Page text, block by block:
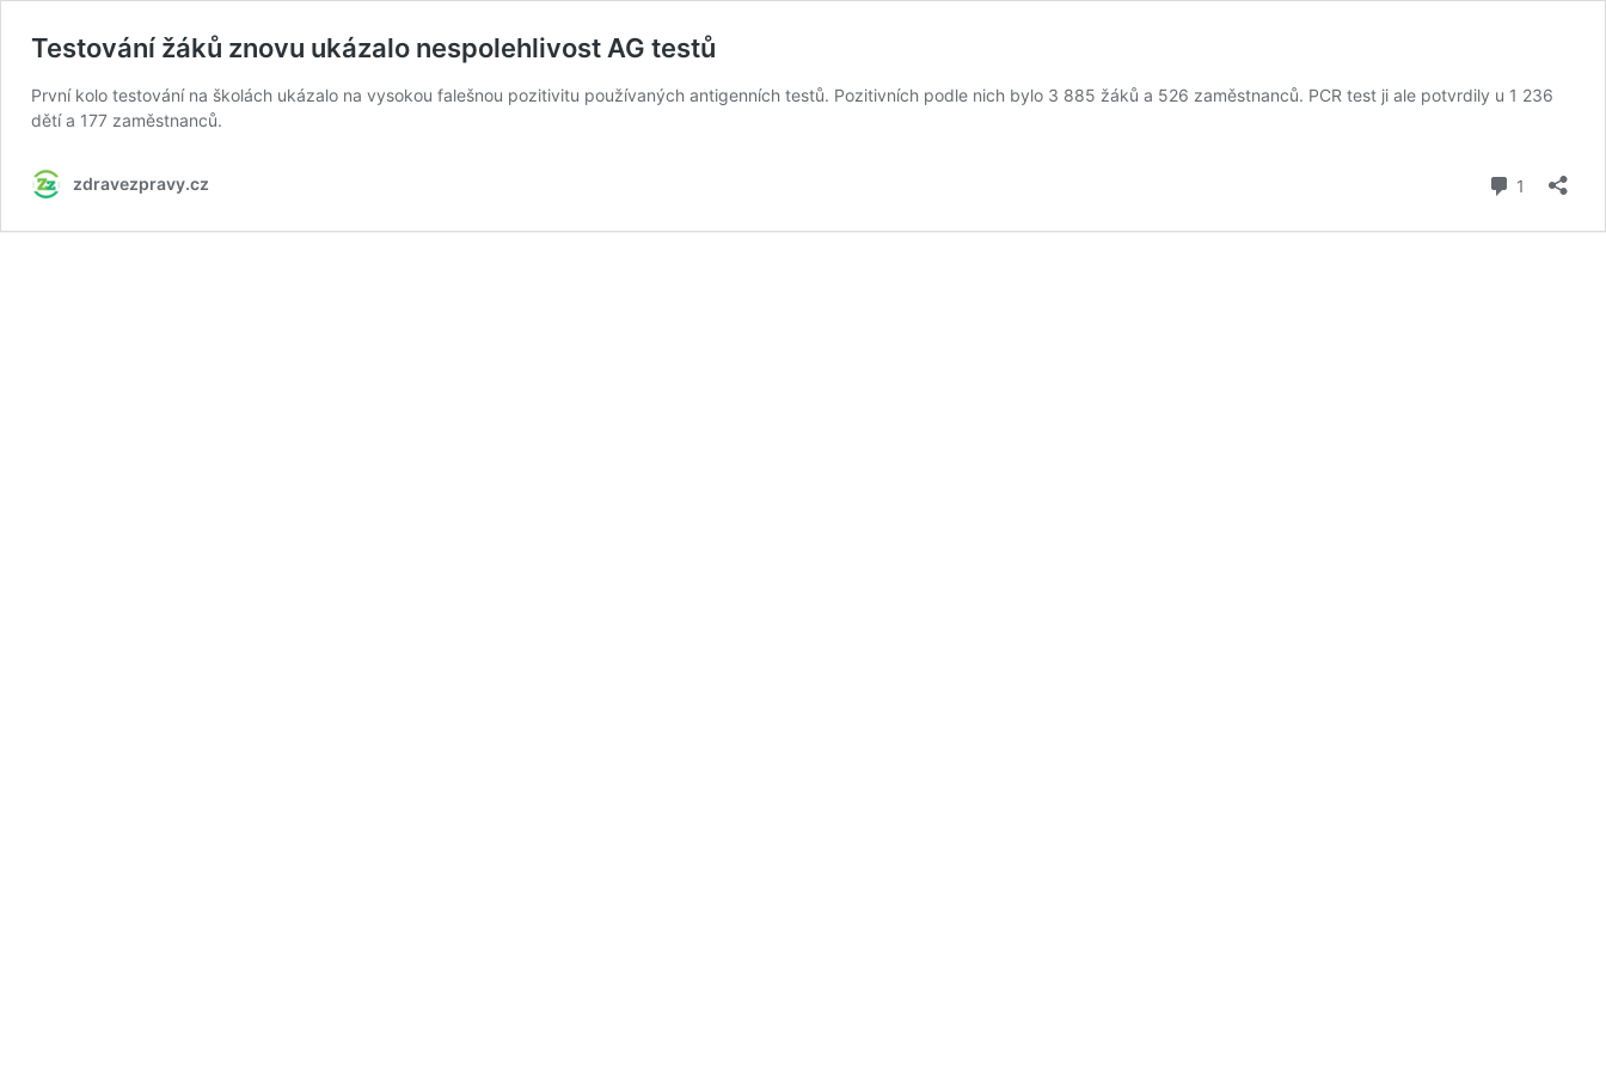
Testování žáků znovu ukázalo nespolehlivost AG testů
První kolo testování na školách ukázalo na vysokou falešnou pozitivitu používaných antigenních testů. Pozitivních podle nich bylo 3 885 žáků a 526 zaměstnanců. PCR test ji ale potvrdily u 1 236
dětí a 177 zaměstnanců.
zdravezpravy.cz 1 komentář